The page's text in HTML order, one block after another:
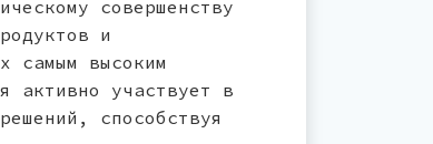
совершенству
и
самым высоким
активно участвует в
способствуя